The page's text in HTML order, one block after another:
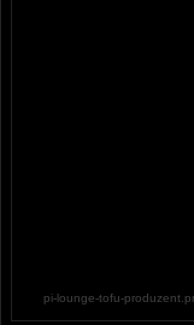
pi-lounge-tofu-